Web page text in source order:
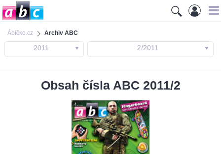
Ábíčko.cz Archiv ABC
2011 2/2011
Obsah čísla ABC 2011/2